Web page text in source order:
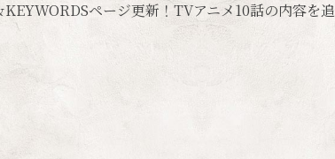
ページ更新！TVアニメ10話の内容を追